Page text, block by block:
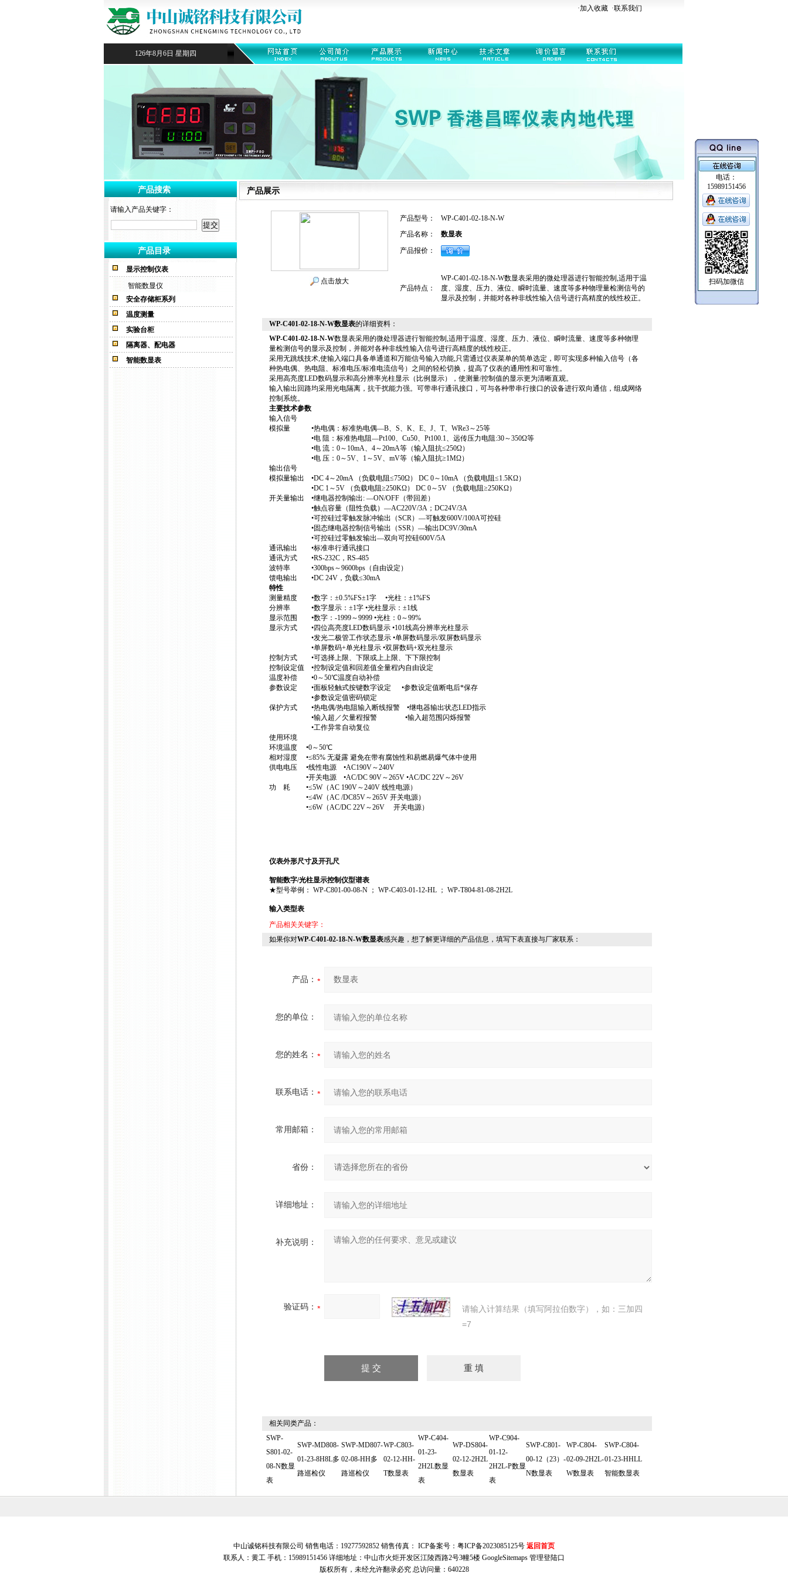
·加入收藏 ·联系我们
126年8月6日 星期四
产品搜索
请输入产品关键字：
产品目录
显示控制仪表
智能数显仪
安全存储柜系列
温度测量
实验台柜
隔离器、配电器
智能数显表
产品展示
点击放大
产品型号：
WP-C401-02-18-N-W
产品名称：
数显表
产品报价：
产品特点：
WP-C401-02-18-N-W数显表采用的微处理器进行智能控制,适用于温
度、湿度、压力、液位、瞬时流量、速度等多种物理量检测信号的
显示及控制，并能对各种非线性输入信号进行高精度的线性校正。
WP-C401-02-18-N-W数显表的详细资料：
WP-C401-02-18-N-W数显表采用的微处理器进行智能控制,适用于温度、湿度、压力、液位、瞬时流量、速度等多种物理
量检测信号的显示及控制，并能对各种非线性输入信号进行高精度的线性校正。
采用无跳线技术,使输入端口具备单通道和万能信号输入功能,只需通过仪表菜单的简单选定，即可实现多种输入信号（各
种热电偶、热电阻、标准电压/标准电流信号）之间的轻松切换，提高了仪表的通用性和可靠性。
采用高亮度LED数码显示和高分辨率光柱显示（比例显示），使测量/控制值的显示更为清晰直观。
输入输出回路均采用光电隔离，抗干扰能力强。可带串行通讯接口，可与各种带串行接口的设备进行双向通信，组成网络
控制系统。
主要技术参数
输入信号
模拟量 •热电偶：标准热电偶—B、S、K、E、J、T、WRe3～25等
•电 阻：标准热电阻—Pt100、Cu50、Pt100.1、远传压力电阻:30～350Ω等
•电 流：0～10mA、4～20mA等（输入阻抗≤250Ω）
•电 压：0～5V、1～5V、mV等（输入阻抗≥1MΩ）
输出信号
模拟量输出 •DC 4～20mA （负载电阻≤750Ω） DC 0～10mA （负载电阻≤1.5KΩ）
•DC 1～5V （负载电阻≥250KΩ） DC 0～5V （负载电阻≥250KΩ）
开关量输出 •继电器控制输出: —ON/OFF（带回差）
•触点容量（阻性负载）—AC220V/3A；DC24V/3A
•可控硅过零触发脉冲输出（SCR）—可触发600V/100A可控硅
•固态继电器控制信号输出（SSR）—输出DC9V/30mA
•可控硅过零触发输出—双向可控硅600V/5A
通讯输出 •标准串行通讯接口
通讯方式 •RS-232C，RS-485
波特率 •300bps～9600bps（自由设定）
馈电输出 •DC 24V，负载≤30mA
特性
测量精度 •数字：±0.5%FS±1字 •光柱：±1%FS
分辨率 •数字显示：±1字 •光柱显示：±1线
显示范围 •数字：-1999～9999 •光柱：0～99%
显示方式 •四位高亮度LED数码显示 •101线高分辨率光柱显示
•发光二极管工作状态显示 •单屏数码显示/双屏数码显示
•单屏数码+单光柱显示 •双屏数码+双光柱显示
控制方式 •可选择上限、下限或上上限、下下限控制
控制设定值 •控制设定值和回差值全量程内自由设定
温度补偿 •0～50℃温度自动补偿
参数设定 •面板轻触式按键数字设定 •参数设定值断电后*保存
•参数设定值密码锁定
保护方式 •热电偶/热电阻输入断线报警 •继电器输出状态LED指示
•输入超／欠量程报警 •输入超范围闪烁报警
•工作异常自动复位
使用环境
环境温度 •0～50℃
相对湿度 •≤85% 无凝露 避免在带有腐蚀性和易燃易爆气体中使用
供电电压 •线性电源 •AC190V～240V
•开关电源 •AC/DC 90V～265V •AC/DC 22V～26V
功 耗 •≤5W（AC 190V～240V 线性电源）
•≤4W（AC /DC85V～265V 开关电源）
•≤6W（AC/DC 22V～26V 开关电源）
仪表外形尺寸及开孔尺
智能数字/光柱显示控制仪型谱表
★型号举例： WP-C801-00-08-N ； WP-C403-01-12-HL ； WP-T804-81-08-2H2L
输入类型表
产品相关关键字：
如果你对WP-C401-02-18-N-W数显表感兴趣，想了解更详细的产品信息，填写下表直接与厂家联系：
产品：
您的单位：
您的姓名：
联系电话：
常用邮箱：
省份：
详细地址：
补充说明：
验证码：
请输入计算结果（填写阿拉伯数字），如：三加四
=7
相关同类产品：
SWP-
S801-02-
08-N数显
表
SWP-MD808-
01-23-8H8L多
路巡检仪
SWP-MD807-
02-08-HH多
路巡检仪
WP-C803-
02-12-HH-
T数显表
WP-C404-
01-23-
2H2L数显
表
WP-DS804-
02-12-2H2L
数显表
WP-C904-
01-12-
2H2L-P数显
表
SWP-C801-
00-12（23）-
N数显表
WP-C804-
02-09-2H2L-
W数显表
SWP-C804-
01-23-HHLL
智能数显表
中山诚铭科技有限公司 销售电话：19277592852 销售传真： ICP备案号： 粤ICP备2023085125号 返回首页
联系人：黄工 手机：15989151456 详细地址：中山市火炬开发区江陵西路2号3幢5楼 GoogleSitemaps 管理登陆口
版权所有，未经允许翻录必究总访问量：640228
电话：
15989151456
扫码加微信